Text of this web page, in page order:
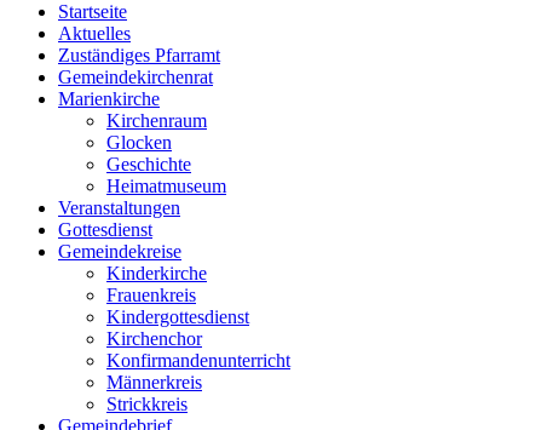
Startseite
Aktuelles
Zuständiges Pfarramt
Gemeindekirchenrat
Marienkirche
Kirchenraum
Glocken
Geschichte
Heimatmuseum
Veranstaltungen
Gottesdienst
Gemeindekreise
Kinderkirche
Frauenkreis
Kindergottesdienst
Kirchenchor
Konfirmandenunterricht
Männerkreis
Strickkreis